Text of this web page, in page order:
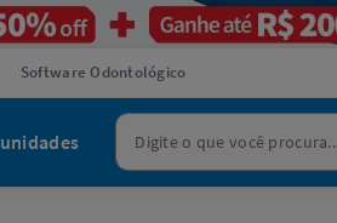
Software Odontológico